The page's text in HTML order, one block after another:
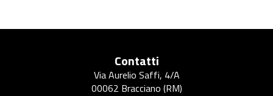
Contatti
Via Aurelio Saffi, 4/A
00062 Bracciano (RM)